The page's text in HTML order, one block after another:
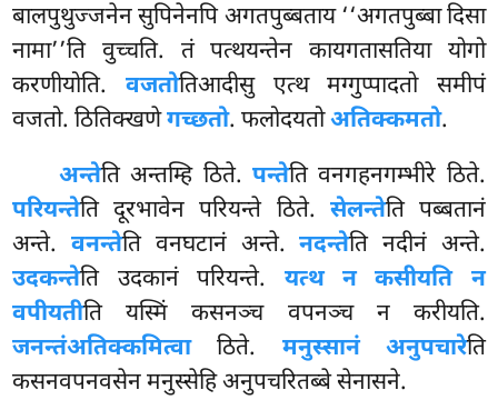
बालपुथुज्जनेन सुपिनेनपि अगतपुब्बताय ‘‘अगतपुब्बा दिसा
नामा’’ति वुच्चति. तं पत्थयन्तेन कायगतासतिया योगो
करणीयोति. वजतोतिआदीसु एत्थ मग्गुप्पादतो समीपं
वजतो. ठितिक्खणेगच्छतो. फलोदयतोअतिक्कमतो.
अन्तेति अन्तम्हि ठिते.पन्तेति वनगहनगम्भीरे ठिते.
परियन्तेति दूरभावेन परियन्ते ठिते. सेलन्तेति पब्बतानं
अन्ते. वनन्तेति वनघटानं अन्ते.नदन्तेति नदीनं अन्ते.
उदकन्तेति उदकानं परियन्ते. यत्थ न कसीयति न
वपीयतीति यस्मिं कसनञ्च वपनञ्च न करीयति.
जनन्तंअतिक्कमित्वाठिते. मनुस्सानं अनुपचारेति
कसनवपनवसेन मनुस्सेहि अनुपचरितब्बे सेनासने.